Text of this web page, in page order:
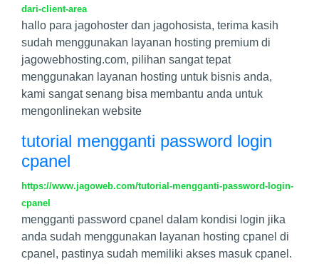
dari-client-area
hallo para jagohoster dan jagohosista, terima kasih
sudah menggunakan layanan hosting premium di
jagowebhosting.com, pilihan sangat tepat
menggunakan layanan hosting untuk bisnis anda,
kami sangat senang bisa membantu anda untuk
mengonlinekan website
tutorial mengganti password login
cpanel
https://www.jagoweb.com/tutorial-mengganti-password-login-
cpanel
mengganti password cpanel dalam kondisi login jika
anda sudah menggunakan layanan hosting cpanel di
cpanel, pastinya sudah memiliki akses masuk cpanel.